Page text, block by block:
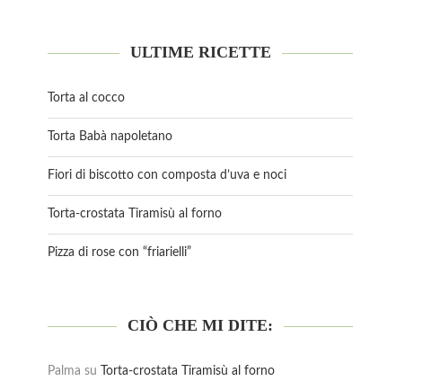
ULTIME RICETTE
Torta al cocco
Torta Babà napoletano
Fiori di biscotto con composta d’uva e noci
Torta-crostata Tiramisù al forno
Pizza di rose con “friarielli”
CIÒ CHE MI DITE:
Palma su Torta-crostata Tiramisù al forno